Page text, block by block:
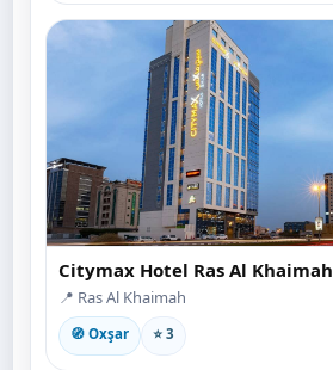
Citymax Hotel Ras Al Khaimah
📍 Ras Al Khaimah
🧭 Oxşar ⭐ 3